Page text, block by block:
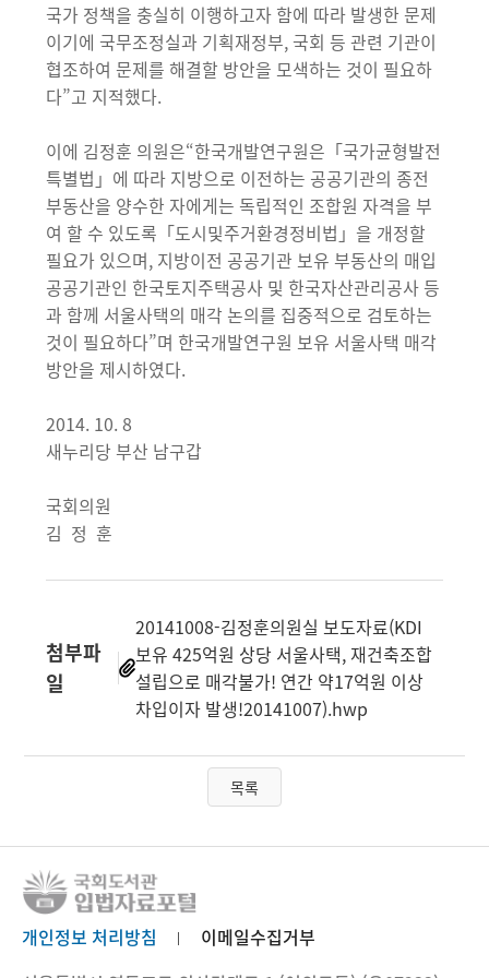
국가 정책을 충실히 이행하고자 함에 따라 발생한 문제
이기에 국무조정실과 기획재정부, 국회 등 관련 기관이
협조하여 문제를 해결할 방안을 모색하는 것이 필요하
다”고 지적했다.
이에 김정훈 의원은“한국개발연구원은「국가균형발전
특별법」에 따라 지방으로 이전하는 공공기관의 종전
부동산을 양수한 자에게는 독립적인 조합원 자격을 부
여 할 수 있도록「도시및주거환경정비법」을 개정할
필요가 있으며, 지방이전 공공기관 보유 부동산의 매입
공공기관인 한국토지주택공사 및 한국자산관리공사 등
과 함께 서울사택의 매각 논의를 집중적으로 검토하는
것이 필요하다”며 한국개발연구원 보유 서울사택 매각
방안을 제시하였다.
2014. 10. 8
새누리당 부산 남구갑
국회의원
김 정 훈
첨부파
일
20141008-김정훈의원실 보도자료(KDI
보유 425억원 상당 서울사택, 재건축조합
설립으로 매각불가! 연간 약17억원 이상
차입이자 발생!20141007).hwp
목록
개인정보 처리방침
이메일수집거부